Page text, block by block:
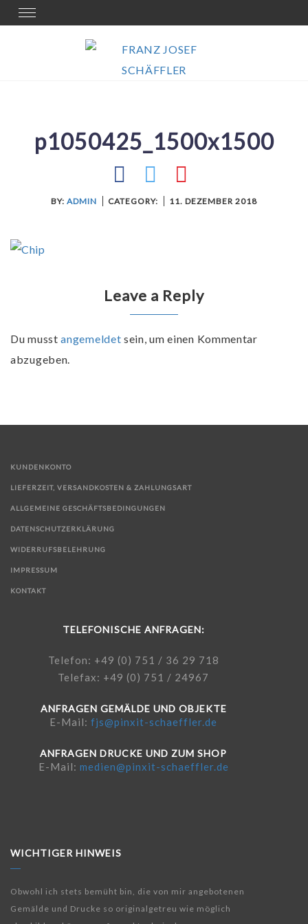
Skip
to
Toggle
navigation
p1050425_1500x1500
BY: ADMIN CATEGORY: 11. DEZEMBER 2018
Leave a Reply
Du musstangemeldet sein, um einen Kommentar
abzugeben.
KUNDENKONTO
LIEFERZEIT, VERSANDKOSTEN & ZAHLUNGSART
ALLGEMEINE GESCHÄFTSBEDINGUNGEN
DATENSCHUTZERKLÄRUNG
WIDERRUFSBELEHRUNG
IMPRESSUM
KONTAKT
TELEFONISCHE ANFRAGEN:
Telefon: +49 (0) 751 / 36 29 718
Telefax: +49 (0) 751 / 24967
ANFRAGEN GEMÄLDE UND OBJEKTE
E-Mail: fjs@pinxit-schaeffler.de
ANFRAGEN DRUCKE UND ZUM SHOP
E-Mail: medien@pinxit-schaeffler.de
WICHTIGER HINWEIS
Obwohl ich stets bemüht bin, die von mir angebotenen
Gemälde und Drucke so originalgetreu wie möglich